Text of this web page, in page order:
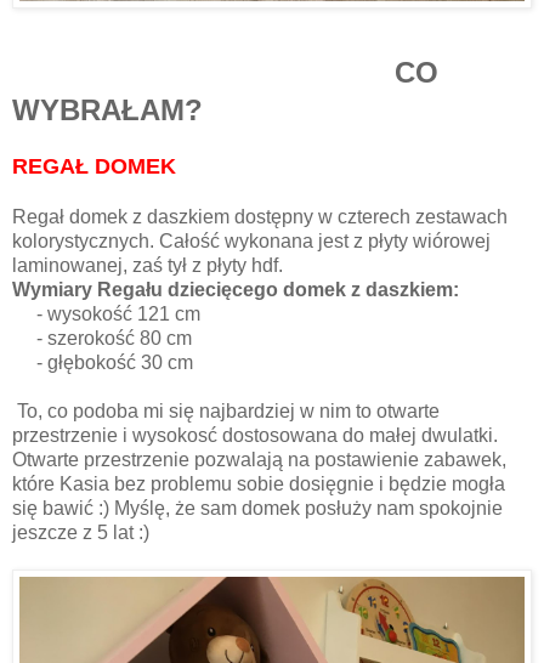
CO
WYBRAŁAM?
REGAŁ DOMEK
Regał domek z daszkiem dostępny w czterech zestawach
kolorystycznych. Całość wykonana jest z płyty wiórowej
laminowanej, zaś tył z płyty hdf.
Wymiary Regału dziecięcego domek z daszkiem:
- wysokość 121 cm
- szerokość 80 cm
- głębokość 30 cm
To, co podoba mi się najbardziej w nim to otwarte
przestrzenie i wysokosć dostosowana do małej dwulatki.
Otwarte przestrzenie pozwalają na postawienie zabawek,
które Kasia bez problemu sobie dosięgnie i będzie mogła
się bawić :) Myślę, że sam domek posłuży nam spokojnie
jeszcze z 5 lat :)